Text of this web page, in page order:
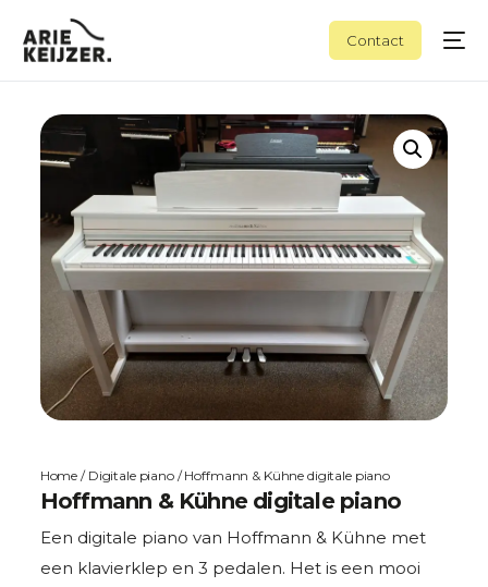
Contact
Home / Digitale piano/ Hoffmann & Kühne digitale piano
Hoffmann & Kühne digitale piano
Een digitale piano van Hoffmann & Kühne met
een klavierklep en 3 pedalen. Het is een mooi